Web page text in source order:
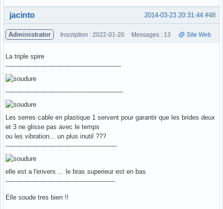
Hors ligne #48
2014-03-23 20:31:44
jacinto
Administrator Inscription : 2022-01-20 Messages : 13 Site Web
La triple spire
----------------------------------------------------------
-----------------------------------------------------------
Les serres cable en plastique 1 servent pour garantir que les brides deux
et 3 ne glisse pas avec le temps
ou les vibration... un plus inutil ???
--------------------------------------------------------
elle est a l'envers ... le bras superieur est en bas
-------------------------------------------------------
Elle soude tres bien !!